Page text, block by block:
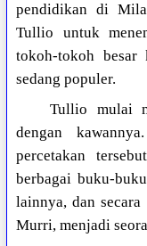
pendidikan di
Tullio untuk
tokoh-tokoh besar
sedang populer.
Tullio mulai
dengan
percetakan
berbagai buku-
lainnya, dan
Murri, menjadi